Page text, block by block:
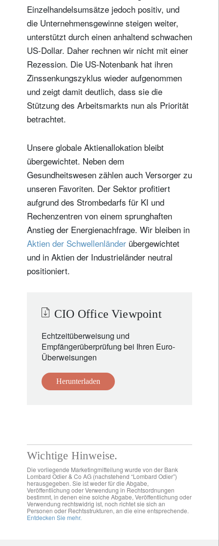
Einzelhandelsumsätze jedoch positiv, und
die Unternehmensgewinne steigen weiter,
unterstützt durch einen anhaltend schwachen
US-Dollar. Daher rechnen wir nicht mit einer
Rezession. Die US-Notenbank hat ihren
Zinssenkungszyklus wieder aufgenommen
und zeigt damit deutlich, dass sie die
Stützung des Arbeitsmarkts nun als Priorität
betrachtet.
Unsere globale Aktienallokation bleibt
übergewichtet. Neben dem
Gesundheitswesen zählen auch Versorger zu
unseren Favoriten. Der Sektor profitiert
aufgrund des Strombedarfs für KI und
Rechenzentren von einem sprunghaften
Anstieg der Energienachfrage. Wir bleiben in
Aktien der Schwellenländer übergewichtet
und in Aktien der Industrieländer neutral
positioniert.
CIO Office Viewpoint
Echtzeitüberweisung und
Empfängerüberprüfung bei Ihren Euro-
Überweisungen
Herunterladen
Wichtige Hinweise.
Die vorliegende Marketingmitteilung wurde von der Bank
Lombard Odier & Co AG (nachstehend “Lombard Odier”)
herausgegeben. Sie ist weder für die Abgabe,
Veröffentlichung oder Verwendung in Rechtsordnungen
bestimmt, in denen eine solche Abgabe, Veröffentlichung oder
Verwendung rechtswidrig ist, noch richtet sie sich an
Personen oder Rechtsstrukturen, an die eine entsprechende.
Entdecken Sie mehr.